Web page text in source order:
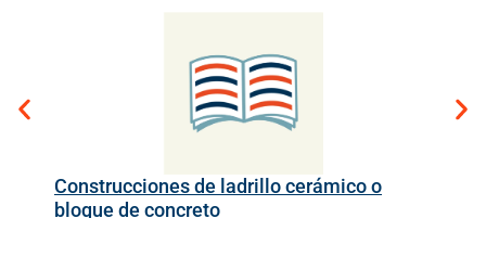
Construcciones de ladrillo cerámico o
bloque de concreto